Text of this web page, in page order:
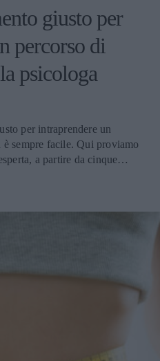
giusto per
percorso di
psicologa
per intraprendere un
sempre facile. Qui proviamo
a partire da cinque